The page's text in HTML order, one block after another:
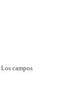
Los campos